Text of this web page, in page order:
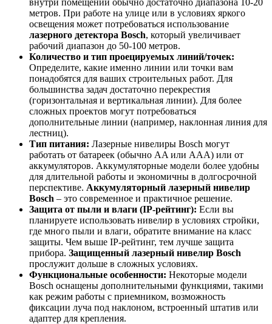
метров. При работе на улице или в условиях яркого
освещения может потребоваться использование
лазерного детектора Bosch, который увеличивает
рабочий диапазон до 50-100 метров.
Количество и тип проецируемых линий/точек:
Определите, какие именно линии или точки вам
понадобятся для ваших строительных работ. Для
большинства задач достаточно перекрестия
(горизонтальная и вертикальная линии). Для более
сложных проектов могут потребоваться
дополнительные линии (например, наклонная линия для
лестниц).
Тип питания: Лазерные нивелиры Bosch могут
работать от батареек (обычно AA или AAA) или от
аккумуляторов. Аккумуляторные модели более удобны
для длительной работы и экономичны в долгосрочной
перспективе. Аккумуляторный лазерный нивелир
Bosch – это современное и практичное решение.
Защита от пыли и влаги (IP-рейтинг): Если вы
планируете использовать нивелир в условиях стройки,
где много пыли и влаги, обратите внимание на класс
защиты. Чем выше IP-рейтинг, тем лучше защита
прибора. Защищенный лазерный нивелир Bosch
прослужит дольше в сложных условиях.
Функциональные особенности: Некоторые модели
Bosch оснащены дополнительными функциями, такими
как режим работы с приемником, возможность
фиксации луча под наклоном, встроенный штатив или
адаптер для крепления.